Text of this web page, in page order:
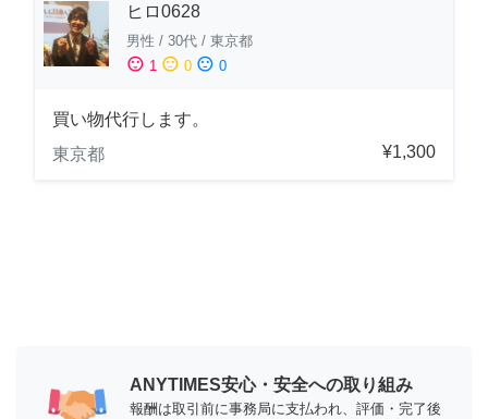
ヒロ0628
男性 / 30代 / 東京都
sentiment_satisfied 1 sentiment_neutral 0 sentiment_dissatisfied 0
買い物代行します。
東京都
¥1,300
ANYTIMES安心・安全への取り組み
報酬は取引前に事務局に支払われ、評価・完了後